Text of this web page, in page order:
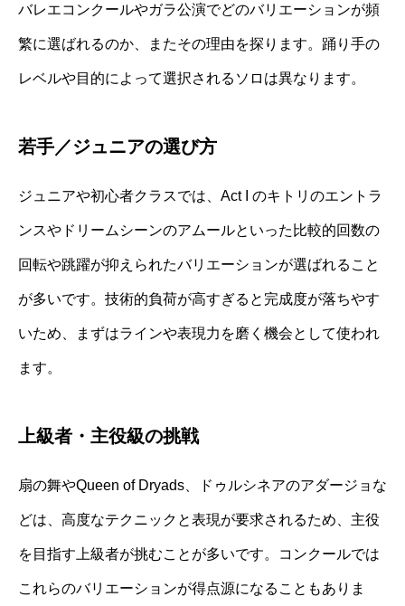
バレエコンクールやガラ公演でどのバリエーションが頻
繁に選ばれるのか、またその理由を探ります。踊り手の
レベルや目的によって選択されるソロは異なります。
若手／ジュニアの選び方
ジュニアや初心者クラスでは、Act I のキトリのエントラ
ンスやドリームシーンのアムールといった比較的回数の
回転や跳躍が抑えられたバリエーションが選ばれること
が多いです。技術的負荷が高すぎると完成度が落ちやす
いため、まずはラインや表現力を磨く機会として使われ
ます。
上級者・主役級の挑戦
扇の舞やQueen of Dryads、ドゥルシネアのアダージョな
どは、高度なテクニックと表現が要求されるため、主役
を目指す上級者が挑むことが多いです。コンクールでは
これらのバリエーションが得点源になることもありま